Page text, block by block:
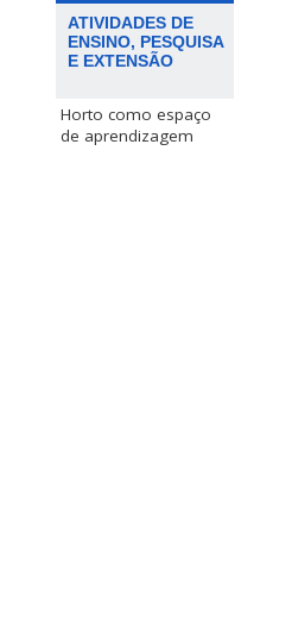
ATIVIDADES DE
ENSINO, PESQUISA
E EXTENSÃO
Horto como espaço
de aprendizagem